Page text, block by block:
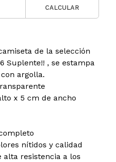
CALCULAR
de la selección
Suplente!! , se estampa
argolla.
x 5 cm de ancho
nítidos y calidad
alta resistencia a los